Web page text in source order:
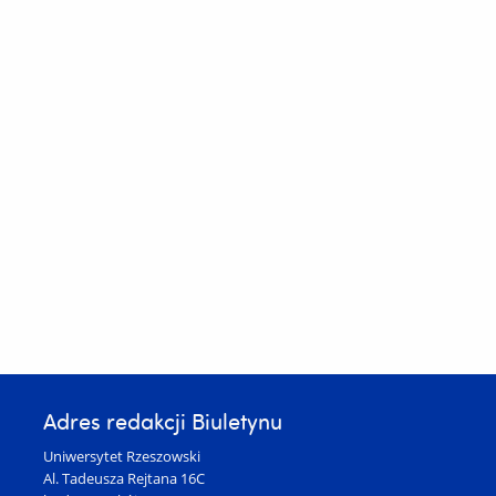
Adres redakcji Biuletynu
Uniwersytet Rzeszowski
Al. Tadeusza Rejtana 16C